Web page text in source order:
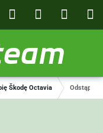
Škodę Octavia Odstąpię